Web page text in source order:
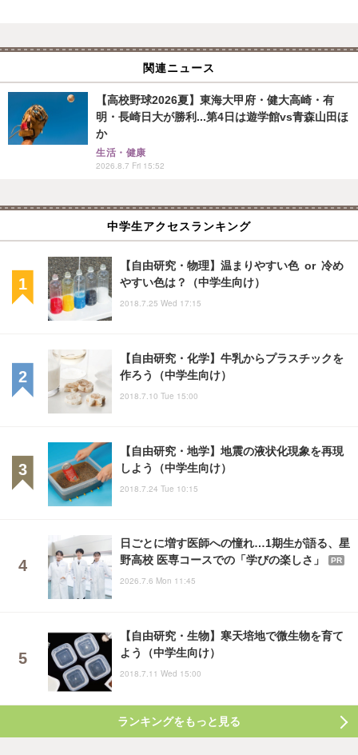
関連ニュース
【高校野球2026夏】東海大甲府・健大高崎・有
明・長崎日大が勝利...第4日は遊学館vs青森山田ほ
か
生活・健康
2026.8.7 Fri 15:52
中学生アクセスランキング
【自由研究・物理】温まりやすい色 or 冷め
やすい色は？（中学生向け）
2018.7.25 Wed 17:15
【自由研究・化学】牛乳からプラスチックを
作ろう（中学生向け）
2018.7.10 Tue 15:00
【自由研究・地学】地震の液状化現象を再現
しよう（中学生向け）
2018.7.24 Tue 10:15
日ごとに増す医師への憧れ…1期生が語る、星
野高校 医専コースでの「学びの楽しさ」
PR
2026.7.6 Mon 11:45
【自由研究・生物】寒天培地で微生物を育て
よう（中学生向け）
2018.7.11 Wed 15:00
ランキングをもっと見る